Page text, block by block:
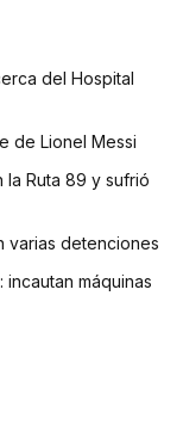
del Hospital
de Lionel Messi
Ruta 89 y sufrió
varias detenciones
máquinas